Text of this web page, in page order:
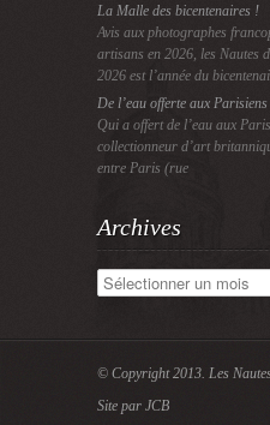
La Malle des bicentenaires !
Avis aux photographes
artisans en 2026, les Nautes
2026 est l’année du
De l’eau offerte aux
Qui a offert de l’eau aux
collectionneur d’art
entre Paris (rue
Archives
Archives
© Copyright 2013. Les
Site par JCB